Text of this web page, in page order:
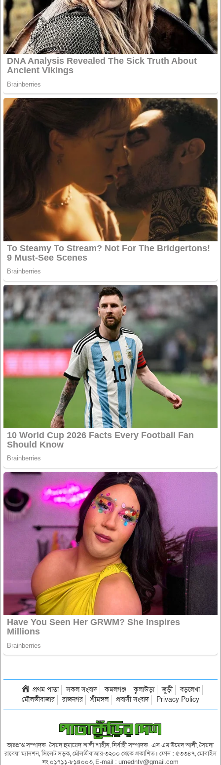
প্রথম পাতা সকল সংবাদ কমলগঞ্জ কুলাউড়া জুড়ী
বড়লেখা
মৌলভীবাজার
রাজনগর শ্রীমঙ্গল প্রবাসী সংবাদ Privacy Policy
ভারপ্রাপ্ত সম্পাদক: সৈয়দ হুমায়েদ আলী শাহীন, নির্বাহী সম্পাদক: এস এম উমেদ আলী, সৈয়দা
রাবেয়া ম্যানশন, সিলেট সড়ক, মৌলভীবাজার-৩২০০ থেকে প্রকাশিত। ফোন : ৫৩৩৪৭, মোবাইল
নং ০১৭১১-৮১৪০০৩, E-mail : umedntv@gmail.com